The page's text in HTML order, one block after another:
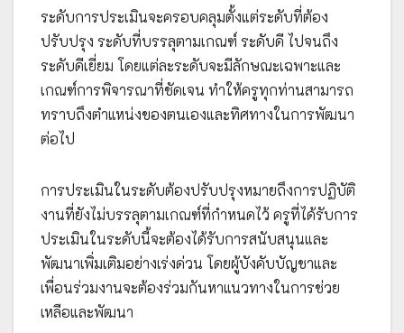
ระดับการประเมินจะครอบคลุมตั้งแต่ระดับที่ต้อง
ปรับปรุง ระดับที่บรรลุตามเกณฑ์ ระดับดี ไปจนถึง
ระดับดีเยี่ยม โดยแต่ละระดับจะมีลักษณะเฉพาะและ
เกณฑ์การพิจารณาที่ชัดเจน ทำให้ครูทุกท่านสามารถ
ทราบถึงตำแหน่งของตนเองและทิศทางในการพัฒนา
ต่อไป
การประเมินในระดับต้องปรับปรุงหมายถึงการปฏิบัติ
งานที่ยังไม่บรรลุตามเกณฑ์ที่กำหนดไว้ ครูที่ได้รับการ
ประเมินในระดับนี้จะต้องได้รับการสนับสนุนและ
พัฒนาเพิ่มเติมอย่างเร่งด่วน โดยผู้บังคับบัญชาและ
เพื่อนร่วมงานจะต้องร่วมกันหาแนวทางในการช่วย
เหลือและพัฒนา